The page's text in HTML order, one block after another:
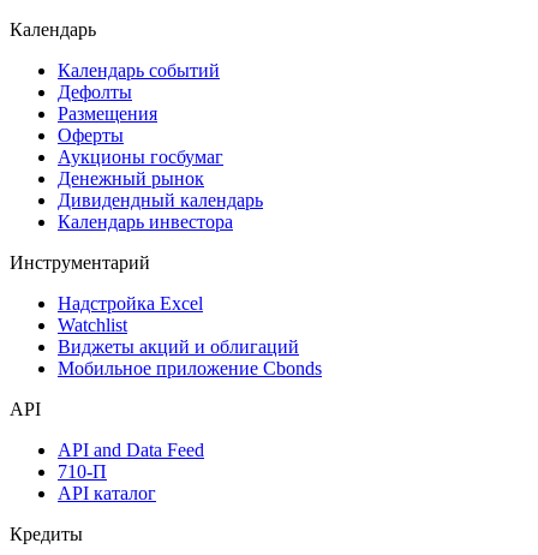
Календарь
Календарь событий
Дефолты
Размещения
Оферты
Аукционы госбумаг
Денежный рынок
Дивидендный календарь
Календарь инвестора
Инструментарий
Надстройка Excel
Watchlist
Виджеты акций и облигаций
Мобильное приложение Cbonds
API
API and Data Feed
710-П
API каталог
Кредиты